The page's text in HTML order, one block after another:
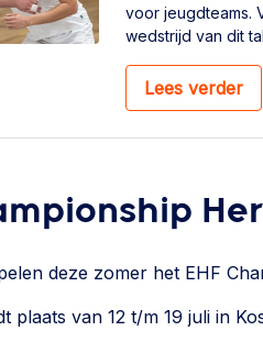
voor jeugdteams.
wedstrijd van dit
Lees verder
deze zomer het EHF
plaats van 12 t/m 19 juli in